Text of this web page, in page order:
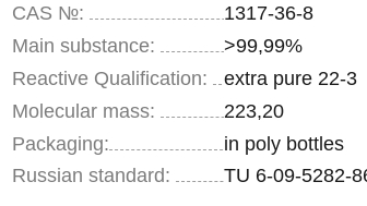
CAS №:
1317-36-8
Main substance:
>99,99%
Reactive Qualification:
extra pure 22-3
Molecular mass:
223,20
Specifications
Packaging:
in poly bottles
Russian standard:
TU 6-09-5282-